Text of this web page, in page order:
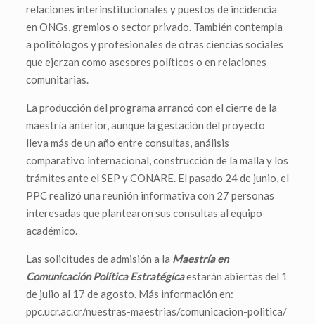
relaciones interinstitucionales y puestos de incidencia
en ONGs, gremios o sector privado. También contempla
a politólogos y profesionales de otras ciencias sociales
que ejerzan como asesores políticos o en relaciones
comunitarias.
La producción del programa arrancó con el cierre de la
maestría anterior, aunque la gestación del proyecto
lleva más de un año entre consultas, análisis
comparativo internacional, construcción de la malla y los
trámites ante el SEP y CONARE. El pasado 24 de junio, el
PPC realizó una reunión informativa con 27 personas
interesadas que plantearon sus consultas al equipo
académico.
Las solicitudes de admisión a la Maestría en
Comunicación Política Estratégicaestarán abiertas del 1
de julio al 17 de agosto. Más información en:
ppc.ucr.ac.cr/nuestras-maestrias/comunicacion-politica/